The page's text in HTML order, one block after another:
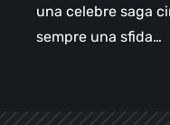
una celebre saga
sempre una sfida…